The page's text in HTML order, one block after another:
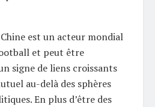
est un acteur mondial
et peut être
signe de liens croissants
au-delà des sphères
En plus d’être des